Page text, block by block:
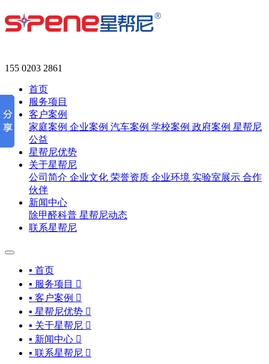
155 0203 2861
首页
服务项目
客户案例
家庭案例 企业案例 汽车案例 学校案例 政府案例 星帮尼
公益
星帮尼优势
关于星帮尼
公司简介 企业文化 荣誉资质 企业环境 实验室展示 合作
伙伴
新闻中心
除甲醛科普 星帮尼动态
联系星帮尼
▪ 首页
▪ 服务项目 
▪ 客户案例 
▪ 星帮尼优势 
▪ 关于星帮尼 
▪ 新闻中心 
▪ 联系星帮尼 